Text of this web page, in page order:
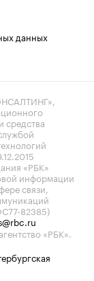
данных
средства
«РБК»
информации
связи,
82385)
«РБК».